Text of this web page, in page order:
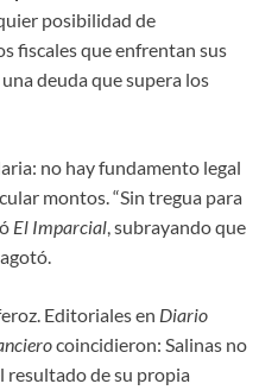
posibilidad de
fiscales que enfrentan sus
deuda que supera los
no hay fundamento legal
montos. “Sin tregua para
El Imparcial, subrayando que
Editoriales en Diario
coincidieron: Salinas no
resultado de su propia